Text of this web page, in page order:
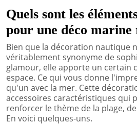
Quels sont les
pour une déco marine
Bien que la décoration nautique
véritablement synonyme de
glamour, elle apporte un certain
espace. Ce qui vous donne
qu'un avec la mer. Cette
accessoires caractéristiques qui
renforcer le thème de la plage,
En voici quelques-uns.